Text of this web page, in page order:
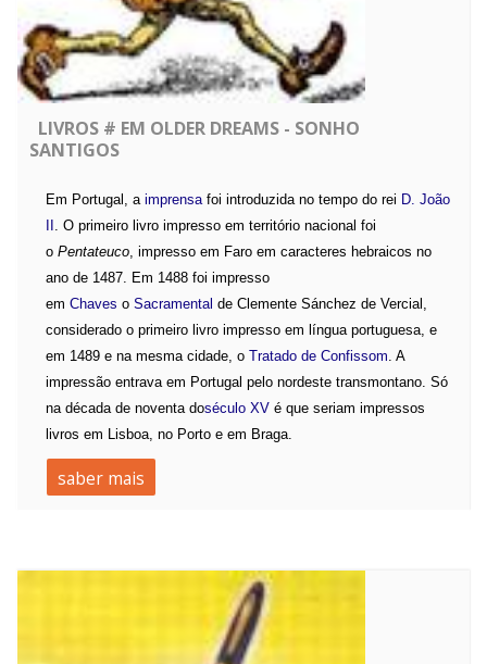
LIVROS # EM OLDER DREAMS - SONHO
SANTIGOS
Em Portugal, a imprensafoi introduzida no tempo do rei D. João
. O primeiro livro impresso em território nacional foi
o Pentateuco, impresso em Faro em caracteres hebraicos no
ano de 1487. Em 1488 foi impresso
em Chaves o Sacramental de Clemente Sánchez de Vercial,
considerado o primeiro livro impresso em língua portuguesa, e
em 1489 e na mesma cidade, o Tratado de Confissom. A
impressão entrava em Portugal pelo nordeste transmontano. Só
na década de noventa doséculo XV é que seriam impressos
livros em Lisboa, no Porto e em Braga.
saber mais